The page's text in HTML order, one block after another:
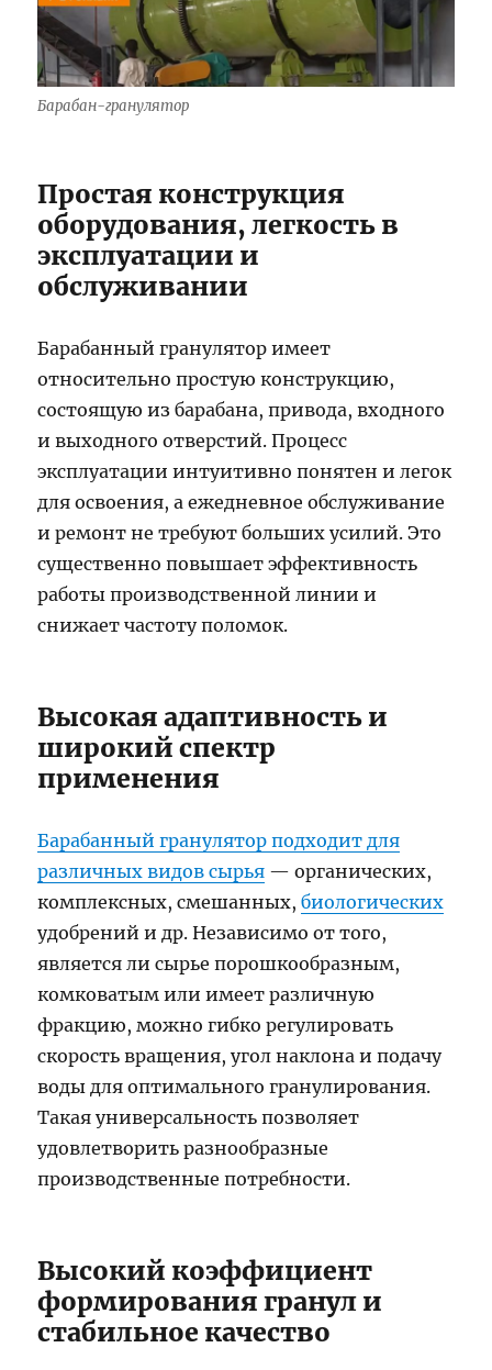
Барабан-гранулятор
Простая конструкция
оборудования, легкость в
эксплуатации и
обслуживании
Барабанный гранулятор имеет
относительно простую конструкцию,
состоящую из барабана, привода, входного
и выходного отверстий. Процесс
эксплуатации интуитивно понятен и легок
для освоения, а ежедневное обслуживание
и ремонт не требуют больших усилий. Это
существенно повышает эффективность
работы производственной линии и
снижает частоту поломок.
Высокая адаптивность и
широкий спектр
применения
Барабанный гранулятор подходит для
различных видов сырья — органических,
комплексных, смешанных,биологических
удобрений и др. Независимо от того,
является ли сырье порошкообразным,
комковатым или имеет различную
фракцию, можно гибко регулировать
скорость вращения, угол наклона и подачу
воды для оптимального гранулирования.
Такая универсальность позволяет
удовлетворить разнообразные
производственные потребности.
Высокий коэффициент
формирования гранул и
стабильное качество